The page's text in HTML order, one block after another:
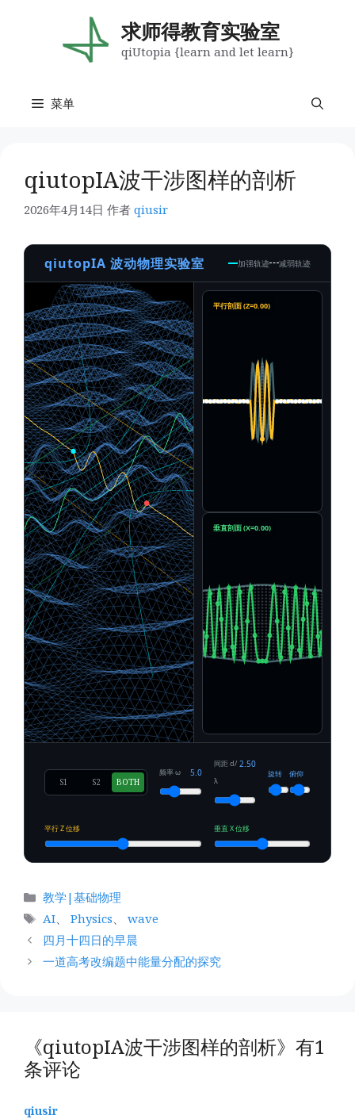
求师得教育实验室
qiUtopia {learn and let learn}
菜单
qiutopIA波干涉图样的剖析
2026年4月14日 作者 qiusir
qiutopIA 波动物理实验室 加强轨迹 减弱轨迹
平行剖面 (Z=0.00)
垂直剖面 (X=0.00)
S1 S2 BOTH
频率 ω 5.0
间距 d/
λ
2.50
旋转 俯仰
平行 Z 位移 垂直 X 位移
分
类
教学|基础物理
标
签
AI Physics
wave
四月十四日的早晨
一道高考改编题中能量分配的探究
《qiutopIA波干涉图样的剖析》有1
条评论
qiusir